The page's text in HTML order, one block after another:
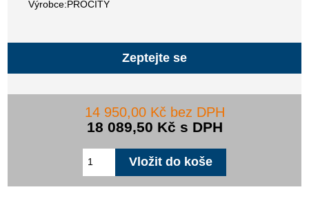
Výrobce:PROCITY
Zeptejte se
14 950,00 Kč bez DPH
18 089,50 Kč s DPH